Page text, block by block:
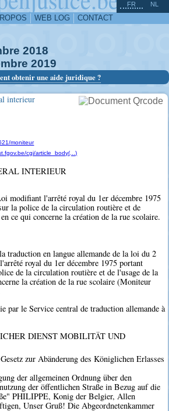
WEB LOG CONTACT
FR NL
2018
2019
obtenir une aide juridique ?
interieur
moniteur
cgi/article_body(...)
INTERIEUR
modifiant l'arrêté royal du 1er décembre 1975
la police de la circulation routière et de
ce qui concerne la création de la rue scolaire.
traduction en langue allemande de la loi du 2
royal du 1er décembre 1975 portant
de la circulation routière et de l'usage de la
la création de la rue scolaire (Moniteur
par le Service central de traduction allemande à
DIENST MOBILITÄT UND
zur Abänderung des Königlichen Erlasses
der allgemeinen Ordnung über den
der öffentlichen Straße in Bezug auf die
PHILIPPE, Konig der Belgier, Allen
Unser Gruß! Die Abgeordnetenkammer
^